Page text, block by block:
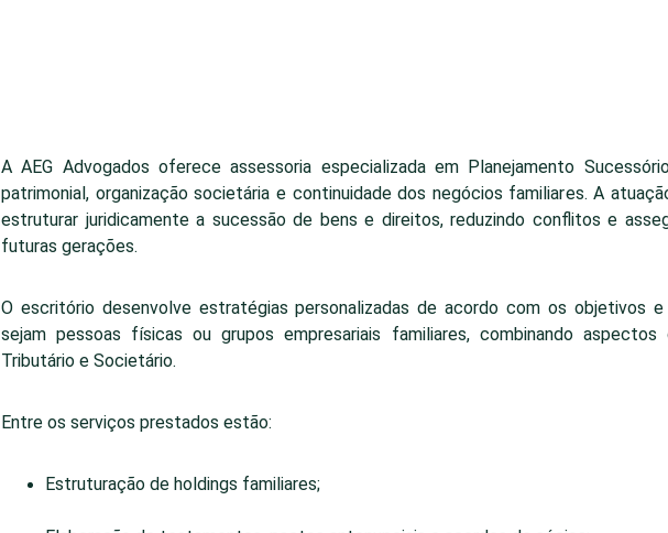
A AEG Advogados oferece assessoria especializada em Planejamento
patrimonial, organização societária e continuidade dos negócios familiares. A
estruturar juridicamente a sucessão de bens e direitos, reduzindo conflitos e
futuras gerações.
O escritório desenvolve estratégias personalizadas de acordo com os objetivos
sejam pessoas físicas ou grupos empresariais familiares, combinando aspectos
Tributário e Societário.
Entre os serviços prestados estão:
Estruturação de holdings familiares;